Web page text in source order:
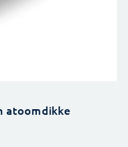
atoomdikke